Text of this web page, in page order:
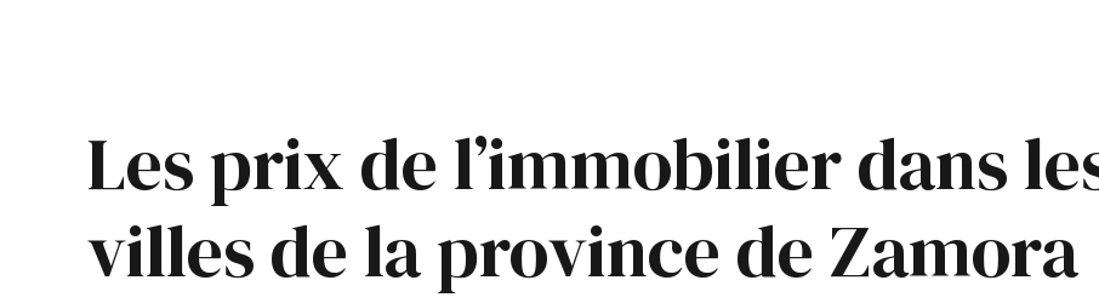
Les prix de l’immobilier dans
villes de la province de Zamora